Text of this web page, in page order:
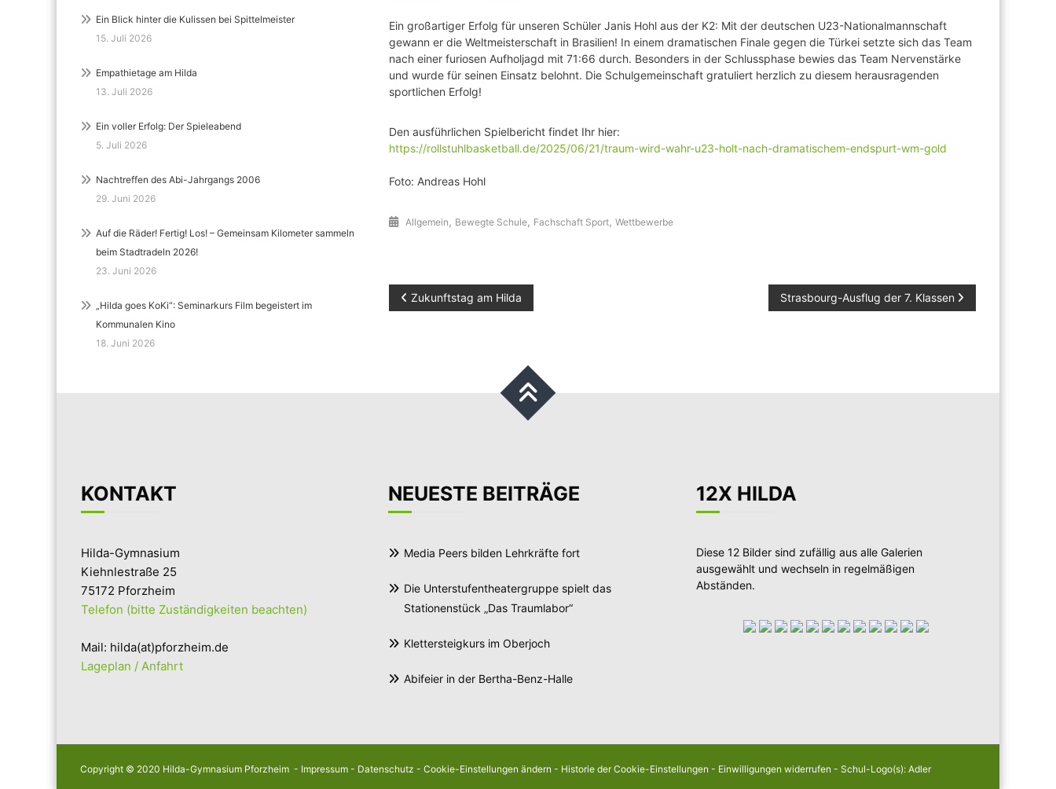
Ein großartiger Erfolg für unseren Schüler Janis Hohl aus der K2: Mit der deutschen U23-Nationalmannschaft
gewann er die Weltmeisterschaft in Brasilien! In einem dramatischen Finale gegen die Türkei setzte sich das Team
nach einer furiosen Aufholjagd mit 71:66 durch. Besonders in der Schlussphase bewies das Team Nervenstärke
und wurde für seinen Einsatz belohnt. Die Schulgemeinschaft gratuliert herzlich zu diesem herausragenden
sportlichen Erfolg!
Den ausführlichen Spielbericht findet Ihr hier:
https://rollstuhlbasketball.de/2025/06/21/traum-wird-wahr-u23-holt-nach-dramatischem-endspurt-wm-gold
Foto: Andreas Hohl
Allgemein , Bewegte Schule, Fachschaft Sport,Wettbewerbe
Beitragsnavigation
Zukunftstag am Hilda Strasbourg-Ausflug der 7. Klassen
Ein Blick hinter die Kulissen bei Spittelmeister
15. Juli 2026
Empathietage am Hilda
13. Juli 2026
Ein voller Erfolg: Der Spieleabend
5. Juli 2026
Nachtreffen des Abi-Jahrgangs 2006
29. Juni 2026
Auf die Räder! Fertig! Los! – Gemeinsam Kilometer sammeln
beim Stadtradeln 2026!
23. Juni 2026
„Hilda goes KoKi“: Seminarkurs Film begeistert im
Kommunalen Kino
18. Juni 2026
KONTAKT
Hilda-Gymnasium
Kiehnlestraße 25
75172 Pforzheim
Telefon (bitte Zuständigkeiten beachten)
Mail: hilda(at)pforzheim.de
Lageplan / Anfahrt
NEUESTE BEITRÄGE
Media Peers bilden Lehrkräfte fort
Die Unterstufentheatergruppe spielt das
Stationenstück „Das Traumlabor“
Klettersteigkurs im Oberjoch
Abifeier in der Bertha-Benz-Halle
12X HILDA
Diese 12 Bilder sind zufällig aus alle Galerien
ausgewählt und wechseln in regelmäßigen
Abständen.
Copyright © 2020 Hilda-Gymnasium Pforzheim - Impressum - Datenschutz - Cookie-Einstellungen ändern - Historie der Cookie-Einstellungen - Einwilligungen widerrufen - Schul-Logo(s): Adler